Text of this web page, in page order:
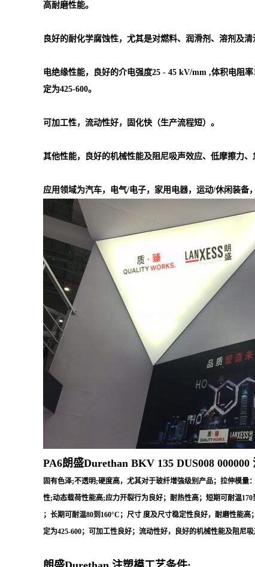
高耐磨性能。
良好的耐化学腐蚀性，尤其是对燃料、润滑剂、溶剂及清
电绝缘性能，良好的介电强度25 - 45 kV/mm ,体积电阻
定为425-600。
可加工性，流动性好，固化快（生产流程短）。
其他性能，良好的机械性能及阻尼吸声效应、低摩擦力
应用领域为汽车，电气/电子，家用电器，运动/休闲装备
PA6朗盛Durethan BKV 135 DUS008 000000
固有色泽;不透明;硬度高，尤其对于玻纤增強级别产品；拉伸模量
性;动态载荷性能高;应力开裂行为良好；耐热性高；短期可耐温170
；长期可耐温80到160°C；尺寸 度及尺寸稳定性良好，耐磨性能
定为425-600；可加工性良好；流动性好，良好的机械性能及阻尼